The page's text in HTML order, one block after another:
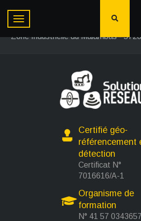
Solutions Réseaux
03 87 80 46 61
Zone Industrielle du Malambas -
Certifié géo-
référencement
détection
Certificat N°
7016616/A-1
Organisme de
formation
N° 41 57 0343657